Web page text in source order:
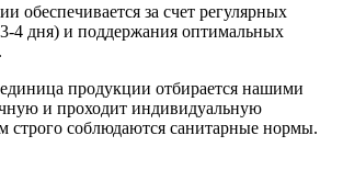
обеспечивается за счет регулярных
4 дня) и поддержания оптимальных
продукции отбирается нашими
и проходит индивидуальную
строго соблюдаются санитарные нормы.